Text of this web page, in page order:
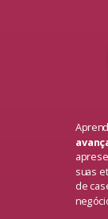
suas
de